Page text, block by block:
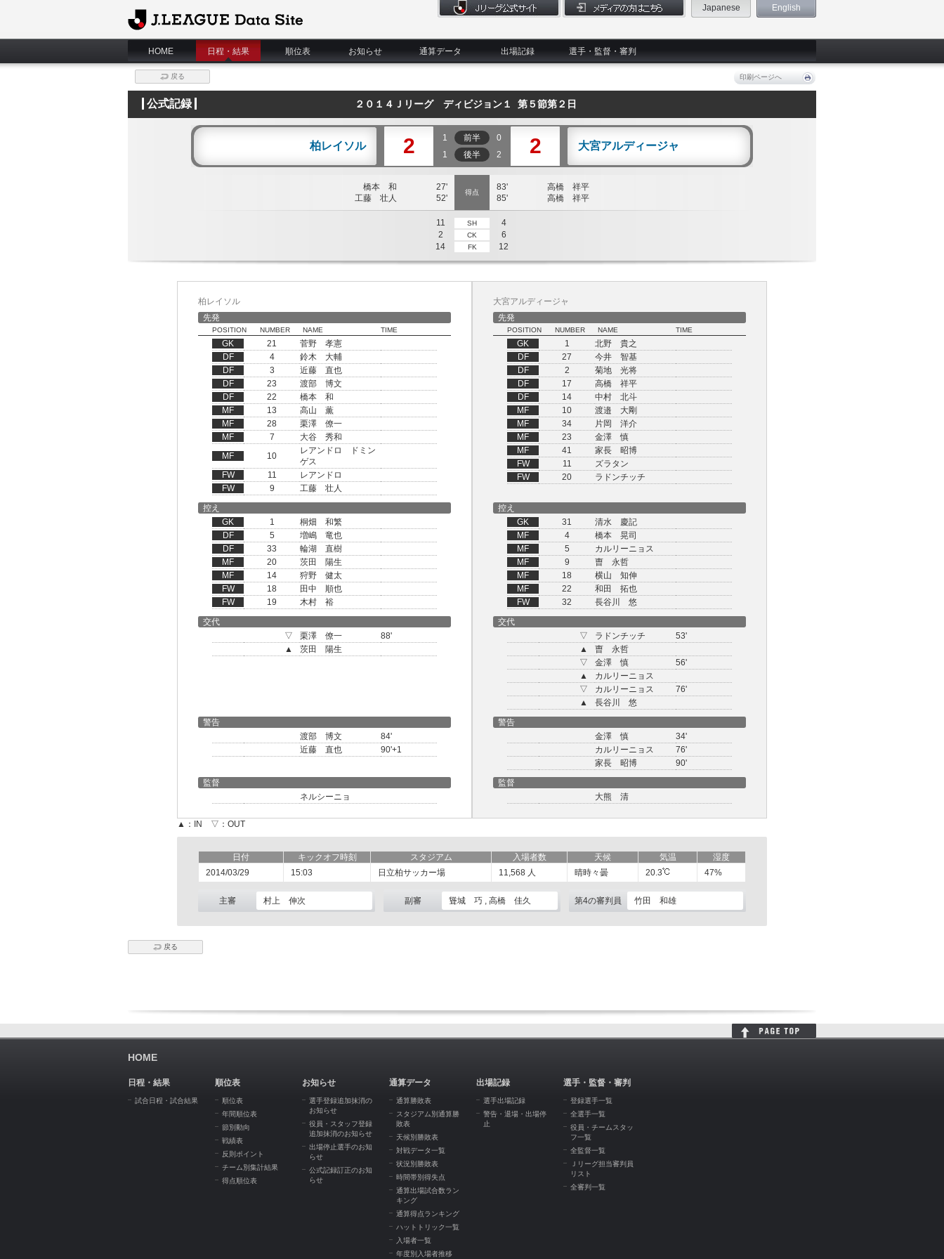
J.League Data Site
Japanese English
HOME 日程・結果 順位表 お知らせ 通算データ 出場記録 選手・監督・審判
戻る 印刷ページへ
公式記録 ２０１４Ｊリーグ ディビジョン１ 第５節第２日
柏レイソル 2 1 前半
0
1
後半 2 2 大宮アルディージャ
橋本 和
27'
工藤 壮人
52'
得点
83'
高橋 祥平
85'
高橋 祥平
11 SH
4
2
CK
6
14
FK 12
柏レイソル
先発
POSITION NUMBER NAME TIME
GK 21
菅野 孝憲
DF
4
鈴木 大輔
DF
3
近藤 直也
DF
23
渡部 博文
DF
22
橋本 和
MF
13
高山 薫
MF
28
栗澤 僚一
MF
7
大谷 秀和
MF
10
レアンドロ ドミン
ゲス
FW
11
レアンドロ
FW
9 工藤 壮人
大宮アルディージャ
先発
POSITION NUMBER NAME TIME
GK 1
北野 貴之
DF
27
今井 智基
DF
2
菊地 光将
DF
17
高橋 祥平
DF
14
中村 北斗
MF
10
渡邉 大剛
MF
34
片岡 洋介
MF
23
金澤 慎
MF
41
家長 昭博
FW
11
ズラタン
FW
20 ラドンチッチ
控え
GK
1
桐畑 和繁
DF
5
増嶋 竜也
DF
33
輪湖 直樹
MF
20
茨田 陽生
MF
14
狩野 健太
FW
18
田中 順也
FW
19 木村 裕
控え
GK
31
清水 慶記
MF
4
橋本 晃司
MF
5
カルリーニョス
MF
9
曺 永哲
MF
18
横山 知伸
MF
22
和田 拓也
FW
32
長谷川 悠
交代
▽
栗澤 僚一
88'
▲
茨田 陽生
交代
▽
ラドンチッチ
53'
▲
曺 永哲
▽
金澤 慎
56'
▲
カルリーニョス
▽
カルリーニョス
76'
▲
長谷川 悠
警告
渡部 博文
84'
近藤 直也
90'+1
警告
金澤 慎
34'
カルリーニョス
76'
家長 昭博
90'
監督
ネルシーニョ
監督
大熊 清
▲：IN ▽：OUT
日付 キックオフ時刻 スタジアム 入場者数 天候 気温
湿度
2014/03/29
15:03 日立柏サッカー場 11,568 人 晴時々曇 20.3 47%
主審 村上 伸次 副審 聳城 巧 , 高橋 佳久 第4の審判員 竹田 和雄
戻る
HOME
日程・結果
試合日程・試合結果
順位表
順位表
年間順位表
節別動向
戦績表
反則ポイント
チーム別集計結果
得点順位表
お知らせ
選手登録追加抹消の
お知らせ
役員・スタッフ登録
追加抹消のお知らせ
出場停止選手のお知
らせ
公式記録訂正のお知
らせ
通算データ
通算勝敗表
スタジアム別通算勝
敗表
天候別勝敗表
対戦データ一覧
状況別勝敗表
時間帯別得失点
通算出場試合数ラン
キング
通算得点ランキング
ハットトリック一覧
入場者一覧
年度別入場者推移
出場記録
選手出場記録
警告・退場・出場停
止
選手・監督・審判
登録選手一覧
全選手一覧
役員・チームスタッ
フ一覧
全監督一覧
Ｊリーグ担当審判員
リスト
全審判一覧